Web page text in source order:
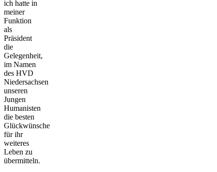
ich hatte in
meiner
Funktion
als
Präsident
die
Gelegenheit,
im Namen
des HVD
Niedersachsen
unseren
Jungen
Humanisten
die besten
Glückwünsche
für ihr
weiteres
Leben zu
übermitteln.